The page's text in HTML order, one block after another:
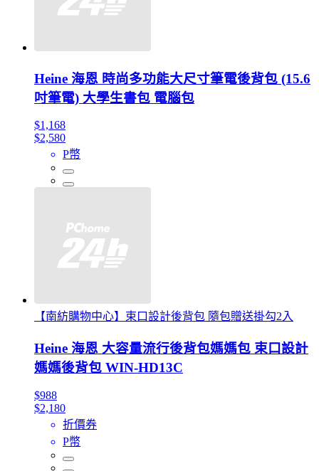
Heine 海恩 時尚多功能大尺寸筆電後背包 (15.6
吋筆電) 大學生書包 電腦包
$1,168
$2,580
P幣
【南紡購物中心】束口設計後背包 隨包贈送掛勾2入
Heine 海恩 大容量流行後背包媽媽包 束口設計
媽媽後背包 WIN-HD13C
$988
$2,180
折價券
P幣